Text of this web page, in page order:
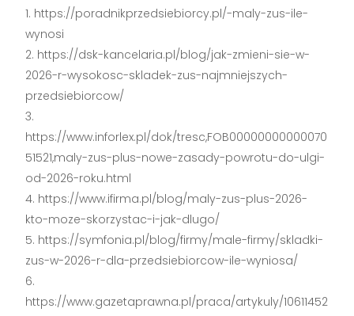
https://poradnikprzedsiebiorcy.pl/-maly-zus-ile-
wynosi
https://dsk-kancelaria.pl/blog/jak-zmieni-sie-w-
2026-r-wysokosc-skladek-zus-najmniejszych-
przedsiebiorcow/
https://www.inforlex.pl/dok/tresc,FOB00000000000070
51521,maly-zus-plus-nowe-zasady-powrotu-do-ulgi-
od-2026-roku.html
https://www.ifirma.pl/blog/maly-zus-plus-2026-
kto-moze-skorzystac-i-jak-dlugo/
https://symfonia.pl/blog/firmy/male-firmy/skladki-
zus-w-2026-r-dla-przedsiebiorcow-ile-wyniosa/
https://www.gazetaprawna.pl/praca/artykuly/10611452